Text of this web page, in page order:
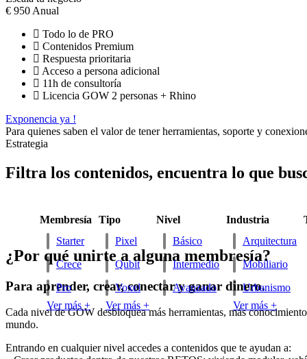
€ 950 Anual
Todo lo de PRO
Contenidos Premium
Respuesta prioritaria
Acceso a persona adicional
11h de consultoría
Licencia GOW 2 personas + Rhino
Exponencia ya !
Para quienes saben el valor de tener herramientas, soporte y
Estrategia
Filtra los contenidos, encuentra lo que
Membresía
Starter
Crece
Pro
Ver más +
Tipo
Pixel
Qubit
Voxel
Ver más +
Nivel
Básico
Intermedio
Avanzado
Industria
Arquitectura
Mobiliario
Urbanismo
Ver más +
¿Por qué unirte a alguna membresía?
Para aprender, crear, conectar y ganar dinero.
Cada nivel de GOW desbloquea más herramientas, más
mundo.
Entrando en cualquier nivel accedes a contenidos que te ayudan a: